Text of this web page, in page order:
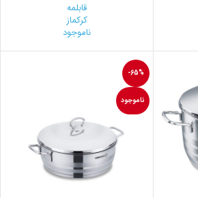
قابلمه
کرکماز
ناموجود
-65%
ناموجود